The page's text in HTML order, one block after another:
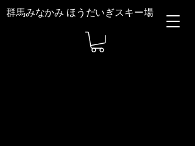
群馬みなかみ ほうだいぎスキー場